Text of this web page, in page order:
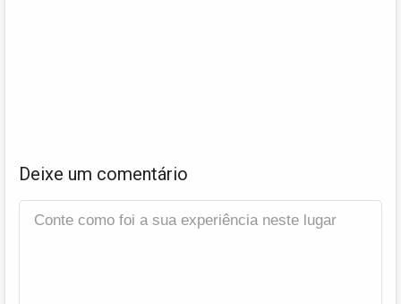
Deixe um comentário